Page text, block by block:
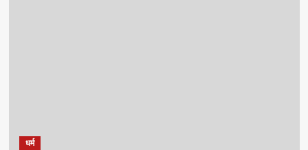
धर्म